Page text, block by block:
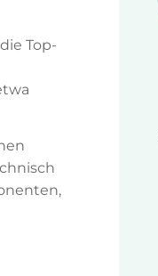
Top-